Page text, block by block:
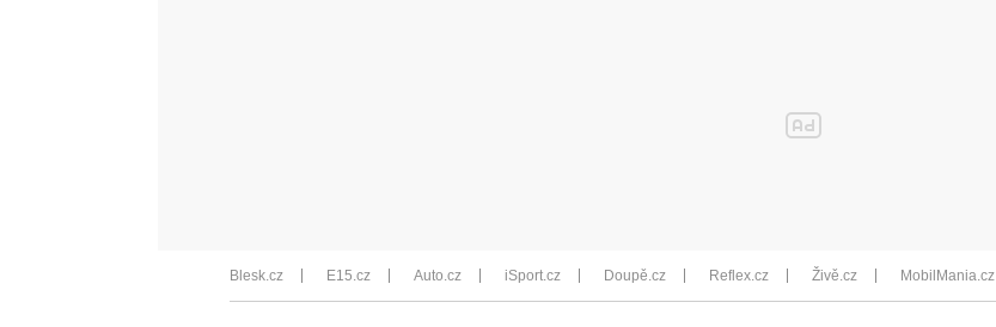
Blesk.cz E15.cz Auto.cz iSport.cz Doupě.cz Reflex.cz Živě.cz MobilMania.cz